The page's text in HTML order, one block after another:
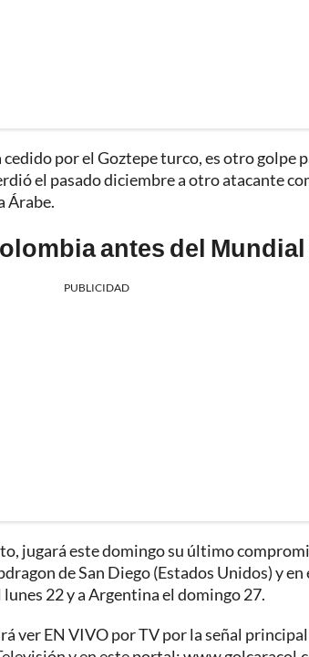
cedido por el Goztepe turco, es otro golpe
el pasado diciembre a otro atacante
Árabe.
antes del Mundial
PUBLICIDAD
jugará este domingo su último
de San Diego (Estados Unidos) y
22 y a Argentina el domingo 27.
ver EN VIVO por TV por la señal